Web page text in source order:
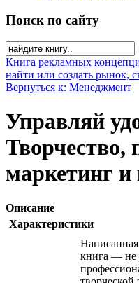
Поиск по сайту
Книга рекламных
найти или создать рынок,
Вернуться к: Менеджмент
Управляй
Творчество,
маркетинг
Описание
Характеристики
книга — не